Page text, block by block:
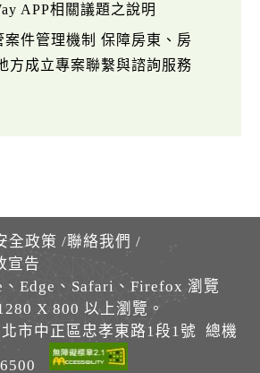
APP相關議題之說明
案件管理機制 保障房東、房
方成立專案聯繫與諮詢服務
全政策 /聯絡我們 /
宣告
Edge、Safari、Firefox 瀏覽
X 800 以上瀏覽。
市中正區忠孝東路1段1號 總機
6500